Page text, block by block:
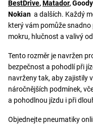
BestDrive,Matador,
Nokian a dalších. Každý
který vám pomůže
mokru, hlučnost a valivý
Tento rozměr je navržen
bezpečnost a pohodlí při
navrženy tak, aby zajistily
náročnějších podmínek,
a pohodlnou jízdu i při
Objednejte pneumatiky